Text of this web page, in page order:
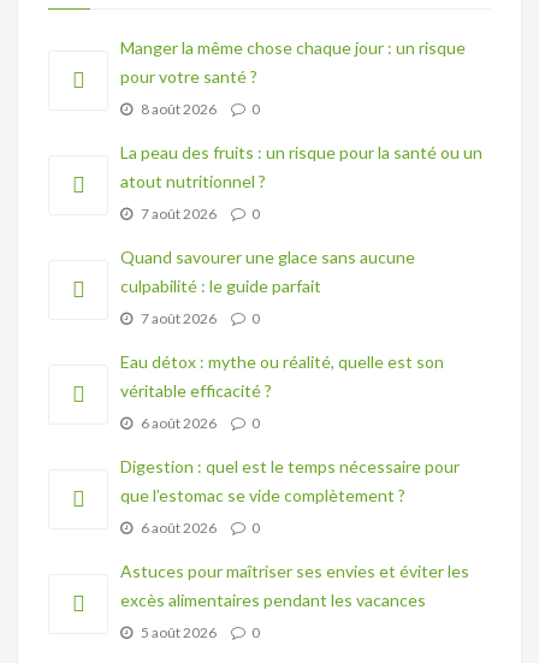
Manger la même chose chaque jour : un risque
pour votre santé ?
8 août 2026 0
La peau des fruits : un risque pour la santé ou un
atout nutritionnel ?
7 août 2026 0
Quand savourer une glace sans aucune
culpabilité : le guide parfait
7 août 2026 0
Eau détox : mythe ou réalité, quelle est son
véritable efficacité ?
6 août 2026 0
Digestion : quel est le temps nécessaire pour
que l’estomac se vide complètement ?
6 août 2026 0
Astuces pour maîtriser ses envies et éviter les
excès alimentaires pendant les vacances
5 août 2026 0